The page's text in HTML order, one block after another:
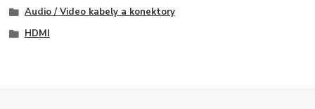
Audio / Video kabely a konektory
HDMI